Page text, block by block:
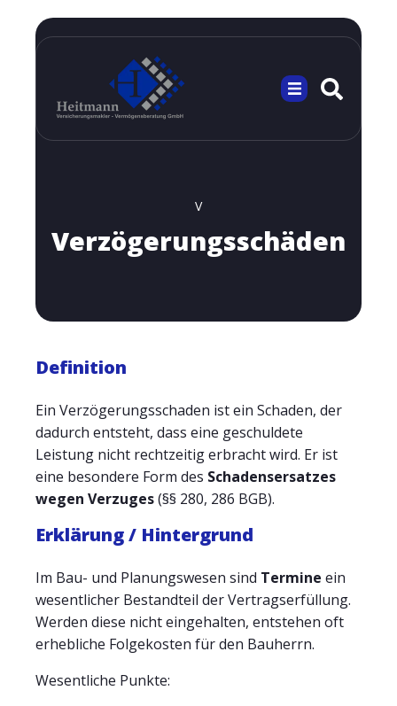
V
Verzögerungsschäden
Definition
Ein Verzögerungsschaden ist ein Schaden, der
dadurch entsteht, dass eine geschuldete
Leistung nicht rechtzeitig erbracht wird. Er ist
eine besondere Form des Schadensersatzes
wegen Verzuges(§§ 280, 286 BGB).
Erklärung / Hintergrund
Im Bau- und Planungswesen sind Termine ein
wesentlicher Bestandteil der Vertragserfüllung.
Werden diese nicht eingehalten, entstehen oft
erhebliche Folgekosten für den Bauherrn.
Wesentliche Punkte: